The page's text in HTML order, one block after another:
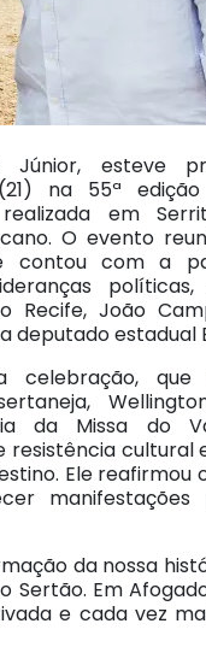
Júnior, esteve
na 55ª
realizada em
O evento
contou com a
Recife, João
deputado estadual
celebração,
da Missa do
resistência cultural
Ele reafirmou
manifestações
da nossa
Em
e cada vez